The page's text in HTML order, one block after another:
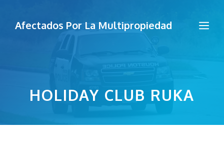
Afectados Por La Multipropiedad
HOLIDAY CLUB RUKA